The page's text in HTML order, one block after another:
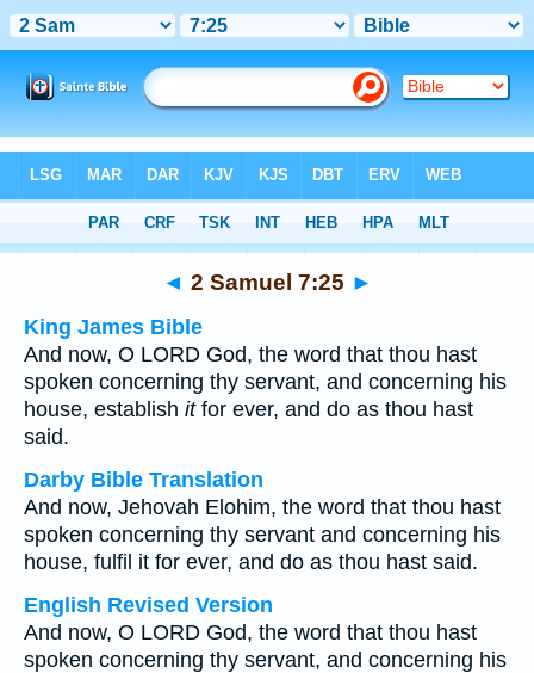
> 2 Samuel 7:25
◄ 2 Samuel 7:25 ►
King James Bible
And now, O LORD God, the word that thou hast
spoken concerning thy servant, and concerning his
house, establish itfor ever, and do as thou hast
said.
Darby Bible Translation
And now, Jehovah Elohim, the word that thou hast
spoken concerning thy servant and concerning his
house, fulfil it for ever, and do as thou hast said.
English Revised Version
And now, O LORD God, the word that thou hast
spoken concerning thy servant, and concerning his